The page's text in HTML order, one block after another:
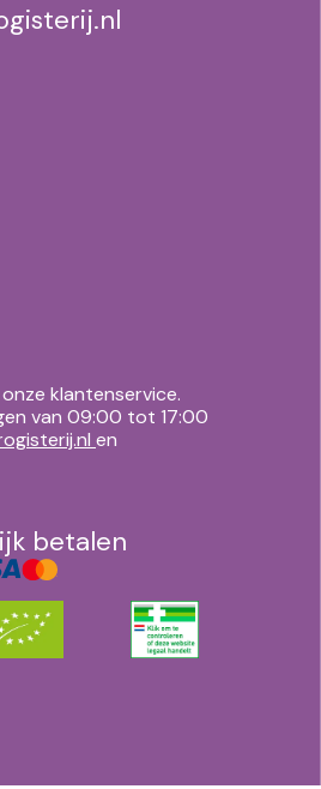
klantenservice.
van 09:00 tot 17:00
en
betalen